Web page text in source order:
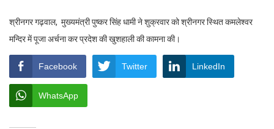
श्रीनगर गढ़वाल, मुख्यमंत्री पुष्कर सिंह धामी ने शुक्रवार को श्रीनगर स्थित कमलेश्वर
मन्दिर में पूजा अर्चना कर प्रदेश की खुशहाली की कामना की।
Facebook Twitter LinkedIn
WhatsApp